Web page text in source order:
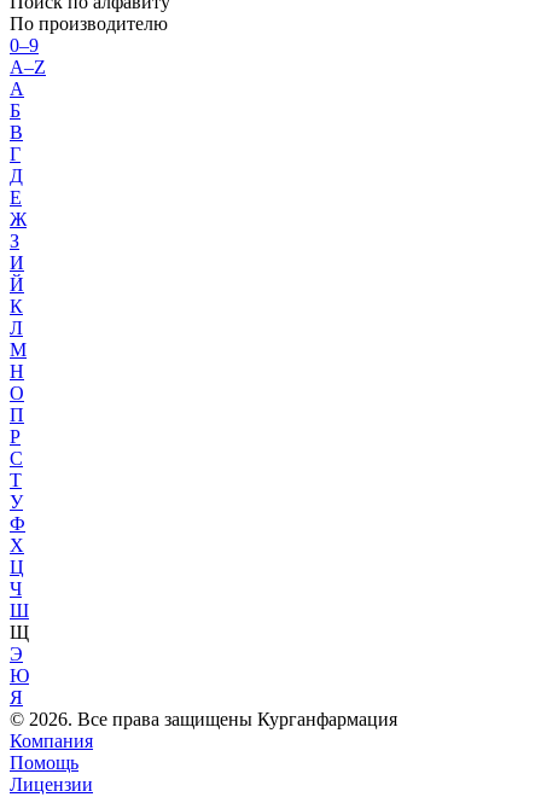
По производителю
0–9
A–Z
А
Б
В
Г
Д
Е
Ж
З
И
Й
К
Л
М
Н
О
П
Р
С
Т
У
Ф
Х
Ц
Ч
Ш
Щ
Э
Ю
Я
© 2026. Все права защищены Курганфармация
Компания
Помощь
Лицензии